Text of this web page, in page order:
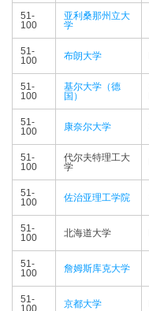
51-
100
亚利桑那州立大
学
51-
100
布朗大学
51-
100
基尔大学（德
国）
51-
100
康奈尔大学
51-
100
代尔夫特理工大
学
51-
100
佐治亚理工学院
51-
100
北海道大学
51-
100
詹姆斯库克大学
51-
100
京都大学